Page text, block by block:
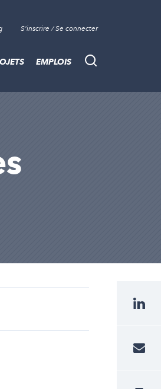
S'inscrire / Se connecter
Recherche
EMPLOIS